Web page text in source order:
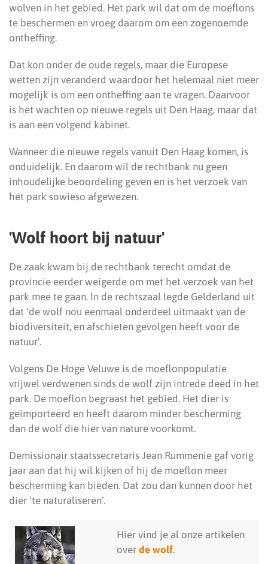
wolven in het gebied. Het park wil dat om de moeflons
te beschermen en vroeg daarom om een zogenoemde
ontheffing.
Dat kon onder de oude regels, maar die Europese
wetten zijn veranderd waardoor het helemaal niet meer
mogelijk is om een ontheffing aan te vragen. Daarvoor
is het wachten op nieuwe regels uit Den Haag, maar dat
is aan een volgend kabinet.
Wanneer die nieuwe regels vanuit Den Haag komen, is
onduidelijk. En daarom wil de rechtbank nu geen
inhoudelijke beoordeling geven en is het verzoek van
het park sowieso afgewezen.
'Wolf hoort bij natuur'
De zaak kwam bij de rechtbank terecht omdat de
provincie eerder weigerde om met het verzoek van het
park mee te gaan. In de rechtszaal legde Gelderland uit
dat ‘de wolf nou eenmaal onderdeel uitmaakt van de
biodiversiteit, en afschieten gevolgen heeft voor de
natuur’.
Volgens De Hoge Veluwe is de moeflonpopulatie
vrijwel verdwenen sinds de wolf zijn intrede deed in het
park. De moeflon begraast het gebied. Het dier is
geïmporteerd en heeft daarom minder bescherming
dan de wolf die hier van nature voorkomt.
Demissionair staatssecretaris Jean Rummenie gaf vorig
jaar aan dat hij wil kijken of hij de moeflon meer
bescherming kan bieden. Dat zou dan kunnen door het
dier ’te naturaliseren’.
Hier vind je al onze artikelen
over de wolf.